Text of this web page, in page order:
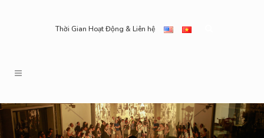
Thời Gian Hoạt Động & Liên hệ